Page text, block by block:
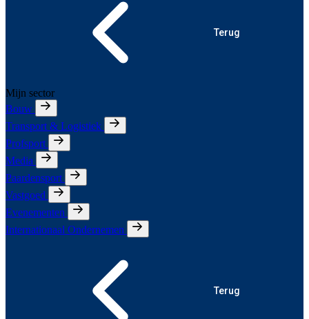
Terug
Mijn sector
Bouw
Transport & Logistiek
Profsport
Media
Paardensport
Vastgoed
Evenementen
Internationaal Ondernemen
Terug